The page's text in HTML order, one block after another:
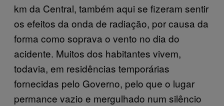
km da Central, também aqui se fizeram sentir
os efeitos da onda de radiação, por causa da
forma como soprava o vento no dia do
acidente. Muitos dos habitantes vivem,
todavia, em residências temporárias
fornecidas pelo Governo, pelo que o lugar
permance vazio e mergulhado num silêncio